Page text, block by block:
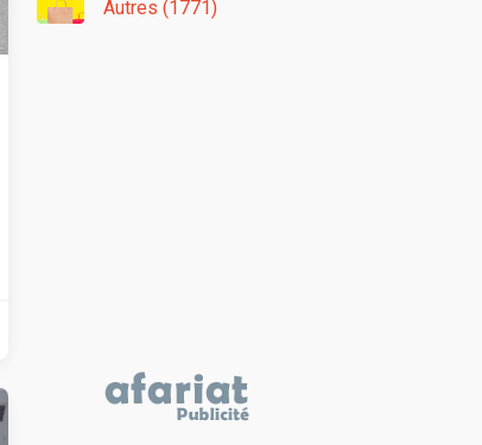
Autres (1771)